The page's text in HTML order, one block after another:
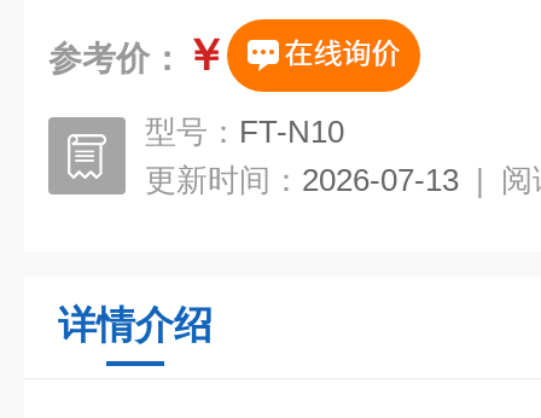
参考价： ￥
型号： FT-N10
更新时间： 2026-07-13 | 阅
详情介绍